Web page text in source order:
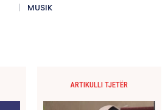
MUSIK
ARTIKULLI TJETËR